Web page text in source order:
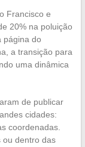
Francisco e
20% na poluição
página do
a transição para
uma dinâmica
de publicar
cidades:
coordenadas.
ou dentro das